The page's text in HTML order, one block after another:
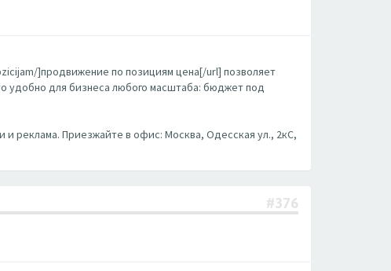
]продвижение по позициям цена[/url] позволяет
удобно для бизнеса любого масштаба: бюджет под
и реклама. Приезжайте в офис: Москва, Одесская ул., 2кС,
#376